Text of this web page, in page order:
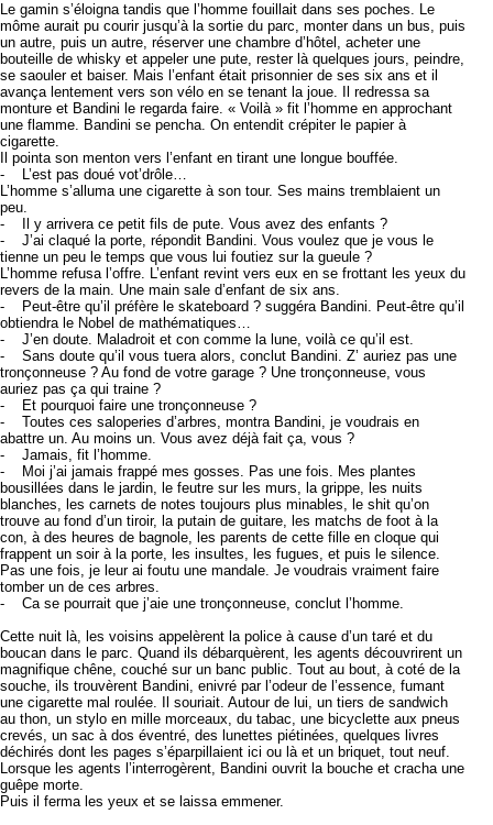
Le gamin s’éloigna tandis que l’homme fouillait dans ses poches. Le
môme aurait pu courir jusqu’à la sortie du parc, monter dans un bus, puis
un autre, puis un autre, réserver une chambre d’hôtel, acheter une
bouteille de whisky et appeler une pute, rester là quelques jours, peindre,
se saouler et baiser. Mais l’enfant était prisonnier de ses six ans et il
avança lentement vers son vélo en se tenant la joue. Il redressa sa
monture et Bandini le regarda faire. « Voilà » fit l’homme en approchant
une flamme. Bandini se pencha. On entendit crépiter le papier à
cigarette.
Il pointa son menton vers l’enfant en tirant une longue bouffée.
- L’est pas doué vot’drôle…
L’homme s’alluma une cigarette à son tour. Ses mains tremblaient un
peu.
- Il y arrivera ce petit fils de pute. Vous avez des enfants ?
- J’ai claqué la porte, répondit Bandini. Vous voulez que je vous le
tienne un peu le temps que vous lui foutiez sur la gueule ?
L’homme refusa l’offre. L’enfant revint vers eux en se frottant les yeux du
revers de la main. Une main sale d’enfant de six ans.
- Peut-être qu’il préfère le skateboard ? suggéra Bandini. Peut-être qu’il
obtiendra le Nobel de mathématiques…
- J’en doute. Maladroit et con comme la lune, voilà ce qu’il est.
- Sans doute qu’il vous tuera alors, conclut Bandini. Z’ auriez pas une
tronçonneuse ? Au fond de votre garage ? Une tronçonneuse, vous
auriez pas ça qui traine ?
- Et pourquoi faire une tronçonneuse ?
- Toutes ces saloperies d’arbres, montra Bandini, je voudrais en
abattre un. Au moins un. Vous avez déjà fait ça, vous ?
- Jamais, fit l’homme.
- Moi j’ai jamais frappé mes gosses. Pas une fois. Mes plantes
bousillées dans le jardin, le feutre sur les murs, la grippe, les nuits
blanches, les carnets de notes toujours plus minables, le shit qu’on
trouve au fond d’un tiroir, la putain de guitare, les matchs de foot à la
con, à des heures de bagnole, les parents de cette fille en cloque qui
frappent un soir à la porte, les insultes, les fugues, et puis le silence.
Pas une fois, je leur ai foutu une mandale. Je voudrais vraiment faire
tomber un de ces arbres.
- Ca se pourrait que j’aie une tronçonneuse, conclut l’homme.
Cette nuit là, les voisins appelèrent la police à cause d’un taré et du
boucan dans le parc. Quand ils débarquèrent, les agents découvrirent un
magnifique chêne, couché sur un banc public. Tout au bout, à coté de la
souche, ils trouvèrent Bandini, enivré par l’odeur de l’essence, fumant
une cigarette mal roulée. Il souriait. Autour de lui, un tiers de sandwich
au thon, un stylo en mille morceaux, du tabac, une bicyclette aux pneus
crevés, un sac à dos éventré, des lunettes piétinées, quelques livres
déchirés dont les pages s’éparpillaient ici ou là et un briquet, tout neuf.
Lorsque les agents l’interrogèrent, Bandini ouvrit la bouche et cracha une
guêpe morte.
Puis il ferma les yeux et se laissa emmener.